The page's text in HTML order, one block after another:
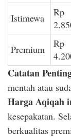
Istimewa
Rp
Premium
Rp
Catatan
mentah atau
Harga Aqiqah
kesepakatan.
berkualitas